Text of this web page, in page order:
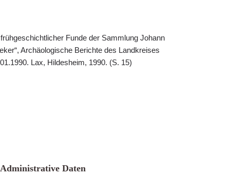
Funde der Sammlung Johann
Archäologische Berichte des Landkreises
Lax, Hildesheim, 1990. (S. 15)
Administrative Daten